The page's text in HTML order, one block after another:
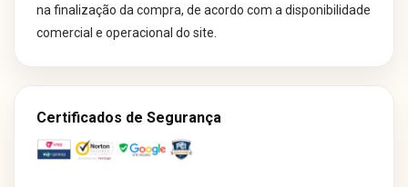
na finalização da compra, de acordo com a disponibilidade
comercial e operacional do site.
Certificados de Segurança